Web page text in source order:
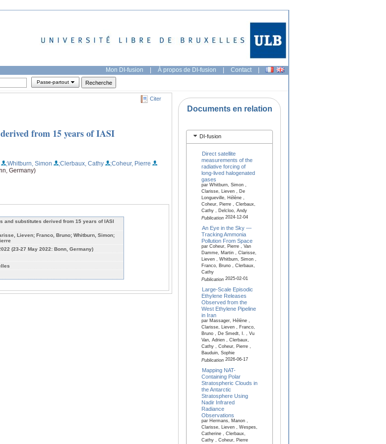
Mon DI-fusion | À propos de DI-fusion | Contact |
Passe-partout
Citer
from 15 years of IASI
;Whitburn, Simon ;Clerbaux, Cathy
;Coheur, Pierre
Germany)
and substitutes derived from 15 years of IASI
Lieven; Franco, Bruno; Whitburn, Simon;
(23-27 May 2022: Bonn, Germany)
Documents en relation
DI-fusion
Direct satellite
measurements of the
radiative forcing of
long-lived halogenated
gases
par Whitburn, Simon ,
Clarisse, Lieven , De
Longueville, Hélène ,
Coheur, Pierre , Clerbaux,
Cathy , Delcloo, Andy
Publication2024-12-04
An Eye in the Sky —
Tracking Ammonia
Pollution From Space
par Coheur, Pierre , Van
Damme, Martin , Clarisse,
Lieven , Whitburn, Simon ,
Franco, Bruno , Clerbaux,
Cathy
Publication2025-02-01
Large-Scale Episodic
Ethylene Releases
Observed from the
West Ethylene Pipeline
in Iran
par Massager, Hélène ,
Clarisse, Lieven , Franco,
Bruno , De Smedt, I. , Vu
Van, Adrien , Clerbaux,
Cathy , Coheur, Pierre ,
Bauduin, Sophie
Publication2026-06-17
Mapping NAT-
Containing Polar
Stratospheric Clouds in
the Antarctic
Stratosphere Using
Nadir Infrared
Radiance
Observations
par Hermans, Manon ,
Clarisse, Lieven , Wespes,
Catherine , Clerbaux,
Cathy , Coheur, Pierre